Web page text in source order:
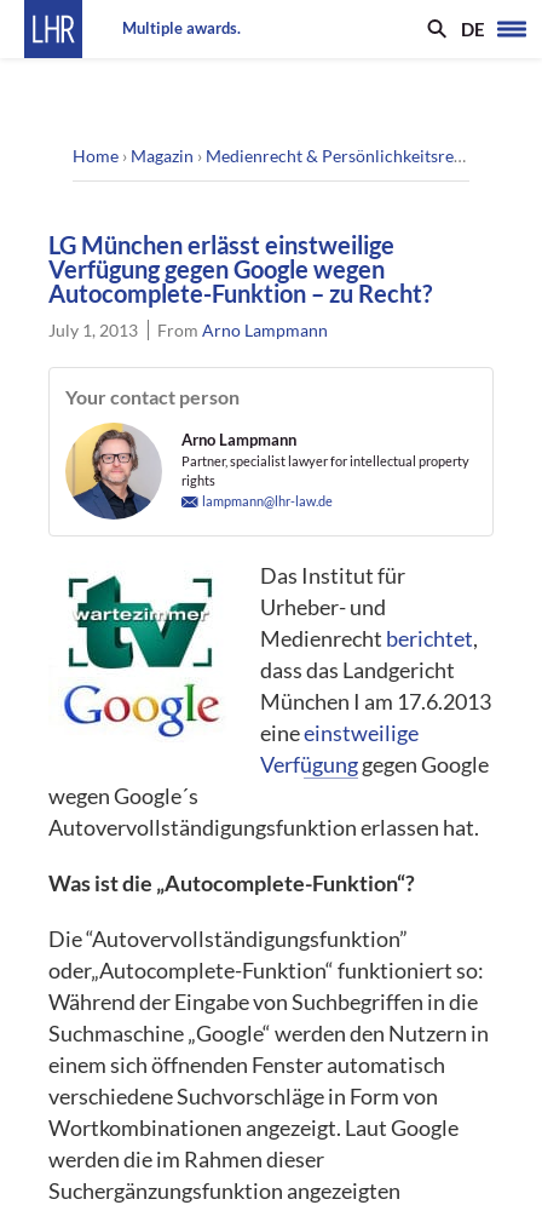
Multiple awards. DE
Home › Magazin › Medienrecht & Persönlichkeitsrecht
LG München erlässt einstweilige
Verfügung gegen Google wegen
Autocomplete-Funktion – zu Recht?
July 1, 2013 FromArno Lampmann
Your contact person
Arno Lampmann
Partner, specialist lawyer for intellectual property
rights
lampmann@lhr-law.de
Das Institut für
Urheber- und
Medienrecht berichtet,
dass das Landgericht
München I am 17.6.2013
eineeinstweilige
Verfügunggegen Google
wegen Google´s
Autovervollständigungsfunktion erlassen hat.
Was ist die „Autocomplete-Funktion“?
Die “Autovervollständigungsfunktion”
oder„Autocomplete-Funktion“ funktioniert so:
Während der Eingabe von Suchbegriffen in die
Suchmaschine „Google“ werden den Nutzern in
einem sich öffnenden Fenster automatisch
verschiedene Suchvorschläge in Form von
Wortkombinationen angezeigt. Laut Google
werden die im Rahmen dieser
Suchergänzungsfunktion angezeigten